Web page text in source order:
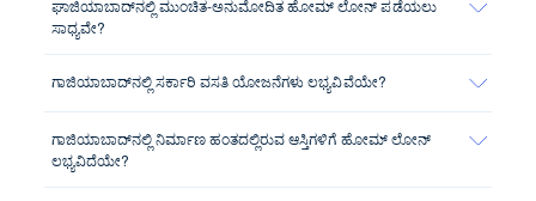
ಘಾಜಿಯಾಬಾದ್‌ನಲ್ಲಿ ಮುಂಚಿತ-ಅನುಮೋದಿತ ಹೋಮ್ ಲೋನ್ ಪಡೆಯಲು
ಸಾಧ್ಯವೇ?
ಗಾಜಿಯಾಬಾದ್‌ನಲ್ಲಿ ಸರ್ಕಾರಿ ವಸತಿ ಯೋಜನೆಗಳು ಲಭ್ಯವಿವೆಯೇ?
ಗಾಜಿಯಾಬಾದ್‌ನಲ್ಲಿ ನಿರ್ಮಾಣ ಹಂತದಲ್ಲಿರುವ ಆಸ್ತಿಗಳಿಗೆ ಹೋಮ್ ಲೋನ್
ಲಭ್ಯವಿದೆಯೇ?